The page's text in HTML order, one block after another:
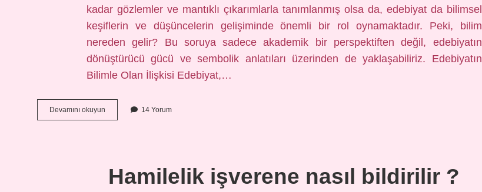
kadar gözlemler ve mantıklı çıkarımlarla tanımlanmış olsa da, edebiyat da bilimsel
keşiflerin ve düşüncelerin gelişiminde önemli bir rol oynamaktadır. Peki, bilim
nereden gelir? Bu soruya sadece akademik bir perspektiften değil, edebiyatın
dönüştürücü gücü ve sembolik anlatıları üzerinden de yaklaşabiliriz. Edebiyatın
Bilimle Olan İlişkisi Edebiyat,…
Devamını okuyun
nereden
14 Yorum
Hamilelik işverene nasıl bildirilir ?